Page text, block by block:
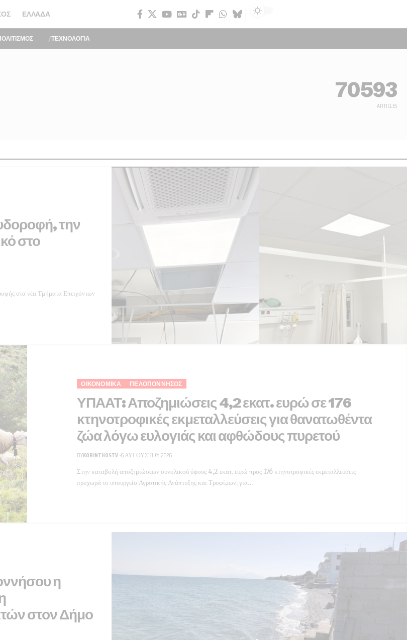
ΕΛΛΆΔΑ
ΤΕΧΝΟΛΟΓΙΑ
70593
ARTICLES
την
στο
στα νέα Τμήματα Επειγόντων
ΟΙΚΟΝΟΜΙΚΆ ΠΕΛΟΠΌΝΝΗΣΟΣ
ΥΠΑΑΤ: Αποζημιώσεις 4,2 εκατ. ευρώ σε 176
κτηνοτροφικές εκμεταλλεύσεις για θανατωθέντα
ζώα λόγω ευλογιάς και αφθώδους πυρετού
BYKORINTHOSTV 6 ΑΥΓΟΎΣΤΟΥ 2026
Στην καταβολή αποζημιώσεων συνολικού ύψους 4,2 εκατ. ευρώ προς 176 κτηνοτροφικές εκμεταλλεύσεις
προχωρά το υπουργείο Αγροτικής Ανάπτυξης και Τροφίμων, για…
η
στον Δήμο